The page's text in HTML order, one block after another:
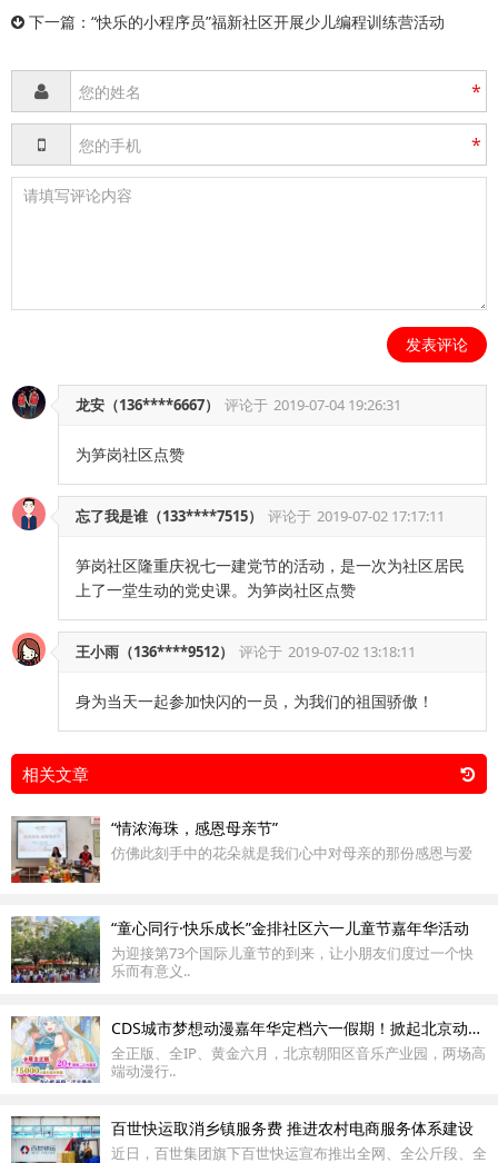
下一篇： “快乐的小程序员”福新社区开展少儿编程训练营活动
*
*
发表评论
龙安（136****6667） 评论于 2019-07-04 19:26:31
为笋岗社区点赞
忘了我是谁（133****7515） 评论于 2019-07-02 17:17:11
笋岗社区隆重庆祝七一建党节的活动，是一次为社区居民
上了一堂生动的党史课。为笋岗社区点赞
王小雨（136****9512） 评论于 2019-07-02 13:18:11
身为当天一起参加快闪的一员，为我们的祖国骄傲！
相关文章
“情浓海珠，感恩母亲节”
仿佛此刻手中的花朵就是我们心中对母亲的那份感恩与爱
“童心同行·快乐成长”金排社区六一儿童节嘉年华活动
为迎接第73个国际儿童节的到来，让小朋友们度过一个快
乐而有意义..
CDS城市梦想动漫嘉年华定档六一假期！掀起北京动漫狂欢浪潮！
全正版、全IP、黄金六月，北京朝阳区音乐产业园，两场高
端动漫行..
百世快运取消乡镇服务费 推进农村电商服务体系建设
近日，百世集团旗下百世快运宣布推出全网、全公斤段、全